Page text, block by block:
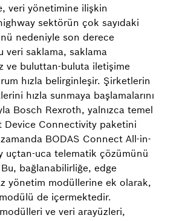
veri yönetimine ilişkin
sektörün çok sayıdaki
nedeniyle son derece
veri saklama, saklama
ve buluttan-buluta iletişime
hızla belirginleşir. Şirketlerin
hızla sunmaya başlamalarını
Bosch Rexroth, yalnızca temel
Device Connectivity paketini
BODAS Connect All-in-
uçtan-uca telematik çözümünü
bağlanabilirliğe, edge
yönetim modüllerine ek olarak,
de içermektedir.
modülleri ve veri arayüzleri,